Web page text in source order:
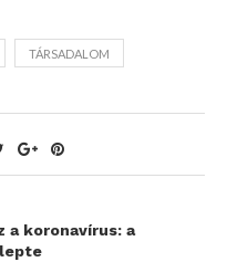
TÁRSADALOM
a koronavírus: a